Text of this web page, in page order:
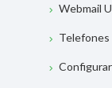
Webmail
Telefones